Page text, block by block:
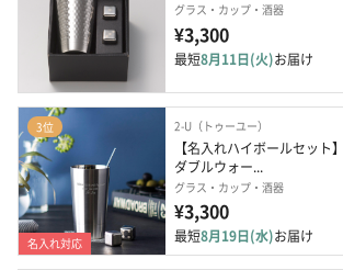
グラス・カップ・酒器
¥3,300
最短8月11日(火)お届け
3位
名入れ対応
2-U（トゥーユー）
【名入れハイボールセット
ダブルウォー...
グラス・カップ・酒器
¥3,300
最短8月19日(水)お届け